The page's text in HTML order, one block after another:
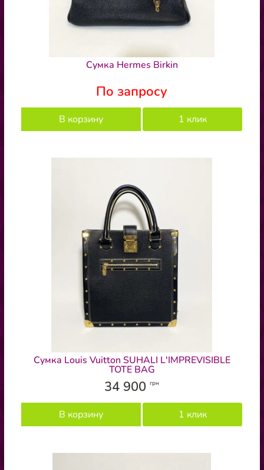
Cумка Hermes Birkin
По запросу
В корзину 1 клик
Сумка Louis Vuitton SUHALI L'IMPREVISIBLE
TOTE BAG
34 900 грн
В корзину 1 клик